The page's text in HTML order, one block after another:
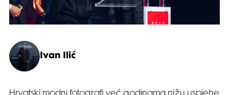
Ivan Ilić